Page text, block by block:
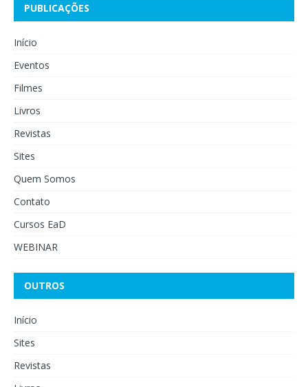
PUBLICAÇÕES
Início
Eventos
Filmes
Livros
Revistas
Sites
Quem Somos
Contato
Cursos EaD
WEBINAR
OUTROS
Início
Sites
Revistas